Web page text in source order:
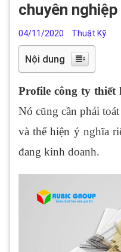
chuyên nghiệp
04/11/2020 Thuật Kỹ
Nội dung
Profile công ty thiết
Nó cũng cần phải
và thể hiện ý nghĩa
đang kinh doanh.